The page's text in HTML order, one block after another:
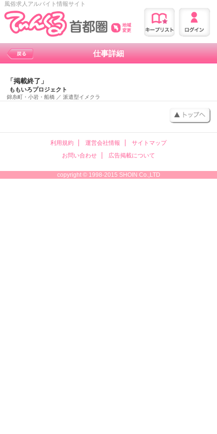
風俗求人アルバイト情報サイト
仕事詳細
「掲載終了」
ももいろプロジェクト
錦糸町・小岩・船橋 ／派遣型イメクラ
利用規約 運営会社情報
サイトマップ
お問い合わせ
広告掲載について
copyright © 1998-2015 SHOIN Co.,LTD